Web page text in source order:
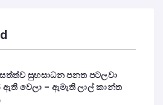
සුභසාධන පනත පටලවා
වෙලා – ඇමැති ලාල් කාන්ත